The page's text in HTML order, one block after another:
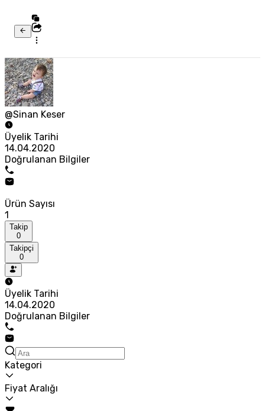
@Sinan Keser
Üyelik Tarihi
14.04.2020
Doğrulanan Bilgiler
Ürün Sayısı
1
Takip
0
Takipçi
0
Üyelik Tarihi
14.04.2020
Doğrulanan Bilgiler
Kategori
Fiyat Aralığı